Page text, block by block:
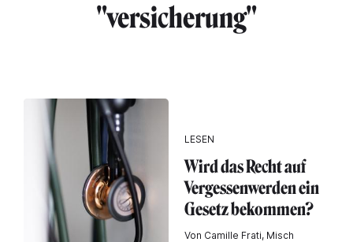
"versicherung"
LESEN
Wird das Recht auf
Vergessenwerden ein
Gesetz bekommen?
Von Camille Frati, Misch